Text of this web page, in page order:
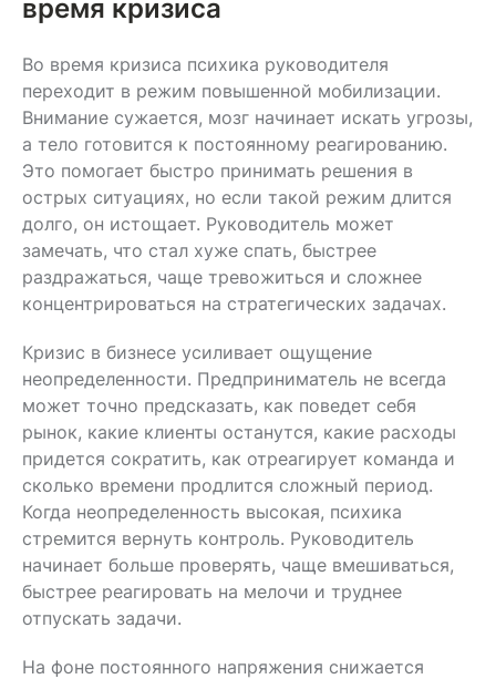
время кризиса
Во время кризиса психика руководителя
переходит в режим повышенной мобилизации.
Внимание сужается, мозг начинает искать угрозы,
а тело готовится к постоянному реагированию.
Это помогает быстро принимать решения в
острых ситуациях, но если такой режим длится
долго, он истощает. Руководитель может
замечать, что стал хуже спать, быстрее
раздражаться, чаще тревожиться и сложнее
концентрироваться на стратегических задачах.
Кризис в бизнесе усиливает ощущение
неопределенности. Предприниматель не всегда
может точно предсказать, как поведет себя
рынок, какие клиенты останутся, какие расходы
придется сократить, как отреагирует команда и
сколько времени продлится сложный период.
Когда неопределенность высокая, психика
стремится вернуть контроль. Руководитель
начинает больше проверять, чаще вмешиваться,
быстрее реагировать на мелочи и труднее
отпускать задачи.
На фоне постоянного напряжения снижается